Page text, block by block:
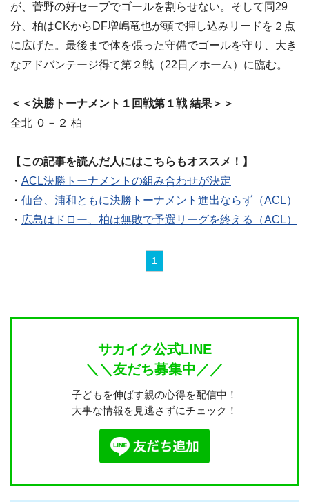
が、菅野の好セーブでゴールを割らせない。そして同29
分、柏はCKからDF増嶋竜也が頭で押し込みリードを２点
に広げた。最後まで体を張った守備でゴールを守り、大き
なアドバンテージ得て第２戦（22日／ホーム）に臨む。
＜＜決勝トーナメント１回戦第１戦 結果＞＞
全北 ０－２ 柏
【この記事を読んだ人にはこちらもオススメ！】
・ ACL決勝トーナメントの組み合わせが決定
・ 仙台、浦和ともに決勝トーナメント進出ならず（ACL）
・ 広島はドロー、柏は無敗で予選リーグを終える（ACL）
1
サカイク公式LINE
＼＼友だち募集中／／
子どもを伸ばす親の心得を配信中！
大事な情報を見逃さずにチェック！